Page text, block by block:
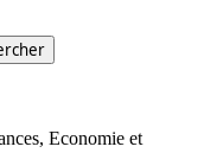
Economie et